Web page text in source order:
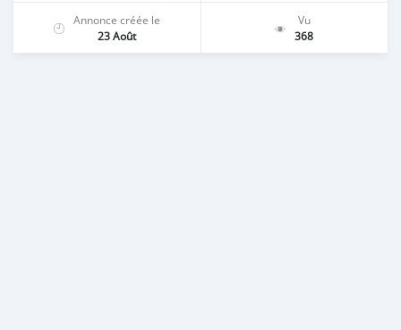
Annonce créée le
23 Août
Vu
368